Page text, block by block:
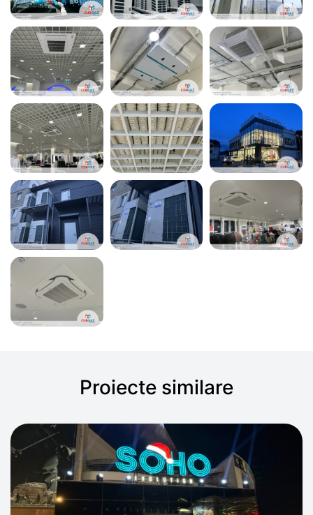
Proiecte similare